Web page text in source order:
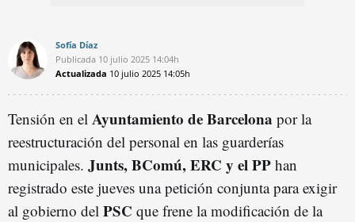
Sofía Díaz
Publicada 10 julio 2025 14:04h
Actualizada 10 julio 2025 14:05h
Tensión en el Ayuntamiento de Barcelona por la
reestructuración del personal en las guarderías
municipales. Junts, BComú, ERC y el PP han
registrado este jueves una petición conjunta para exigir
al gobierno del PSC que frene la modificación de la